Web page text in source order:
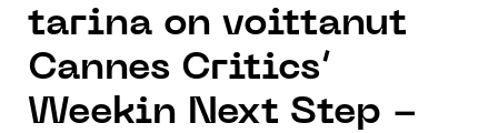
tarina on voittanut
Cannes Critics’
Weekin Next Step -